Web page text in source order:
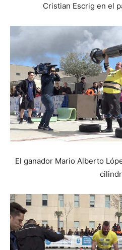
Cristian Escrig en el
El ganador Mario Alberto